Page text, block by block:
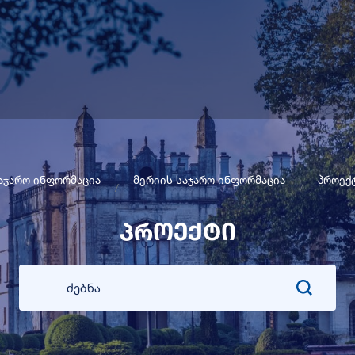
ინფორმაცია მერიის საჯარო ინფორმაცია
პროექტი